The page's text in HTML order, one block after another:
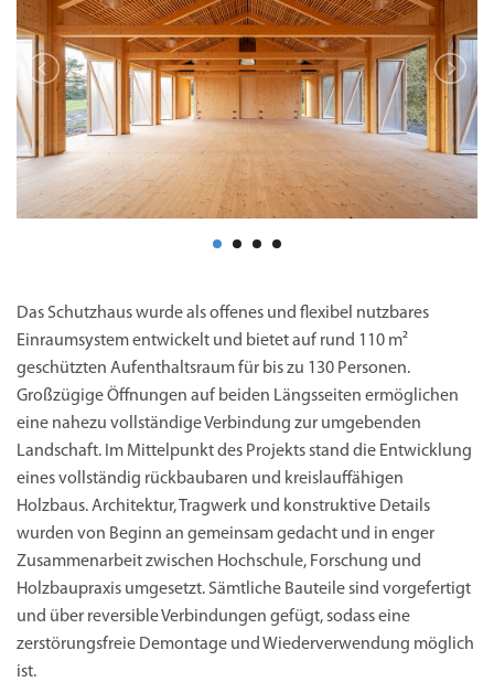
Das Schutzhaus wurde als offenes und flexibel nutzbares
Einraumsystem entwickelt und bietet auf rund 110 m²
geschützten Aufenthaltsraum für bis zu 130 Personen.
Großzügige Öffnungen auf beiden Längsseiten ermöglichen
eine nahezu vollständige Verbindung zur umgebenden
Landschaft. Im Mittelpunkt des Projekts stand die Entwicklung
eines vollständig rückbaubaren und kreislauffähigen
Holzbaus. Architektur, Tragwerk und konstruktive Details
wurden von Beginn an gemeinsam gedacht und in enger
Zusammenarbeit zwischen Hochschule, Forschung und
Holzbaupraxis umgesetzt. Sämtliche Bauteile sind vorgefertigt
und über reversible Verbindungen gefügt, sodass eine
zerstörungsfreie Demontage und Wiederverwendung möglich
ist.